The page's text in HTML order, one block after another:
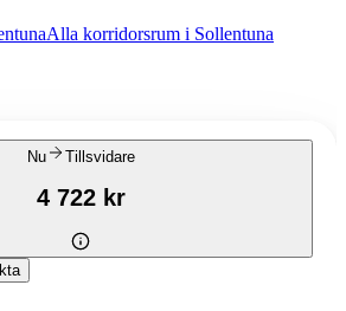
Alla korridorsrum i Sollentuna
Nu Tillsvidare
4 722 kr